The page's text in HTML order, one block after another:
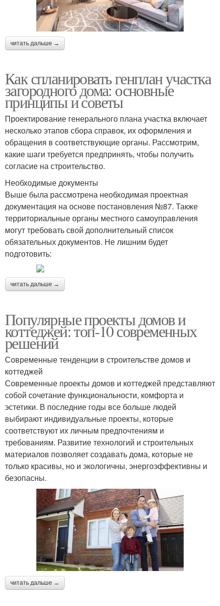
читать дальше →
Как спланировать генплан участка
загородного дома: основные
принципы и советы
Проектирование генерального плана участка включает
несколько этапов сбора справок, их оформления и
обращения в соответствующие органы. Рассмотрим,
какие шаги требуется предпринять, чтобы получить
согласие на строительство.
Необходимые документы
Выше была рассмотрена необходимая проектная
документация на основе постановления №87. Также
территориальные органы местного самоуправления
могут требовать свой дополнительный список
обязательных документов. Не лишним будет
подготовить:
читать дальше →
Популярные проекты домов и
коттеджей: топ-10 современных
решений
Современные тенденции в строительстве домов и
коттеджей
Современные проекты домов и коттеджей представляют
собой сочетание функциональности, комфорта и
эстетики. В последние годы все больше людей
выбирают индивидуальные проекты, которые
соответствуют их личным предпочтениям и
требованиям. Развитие технологий и строительных
материалов позволяет создавать дома, которые не
только красивы, но и экологичны, энергоэффективны и
безопасны.
читать дальше →